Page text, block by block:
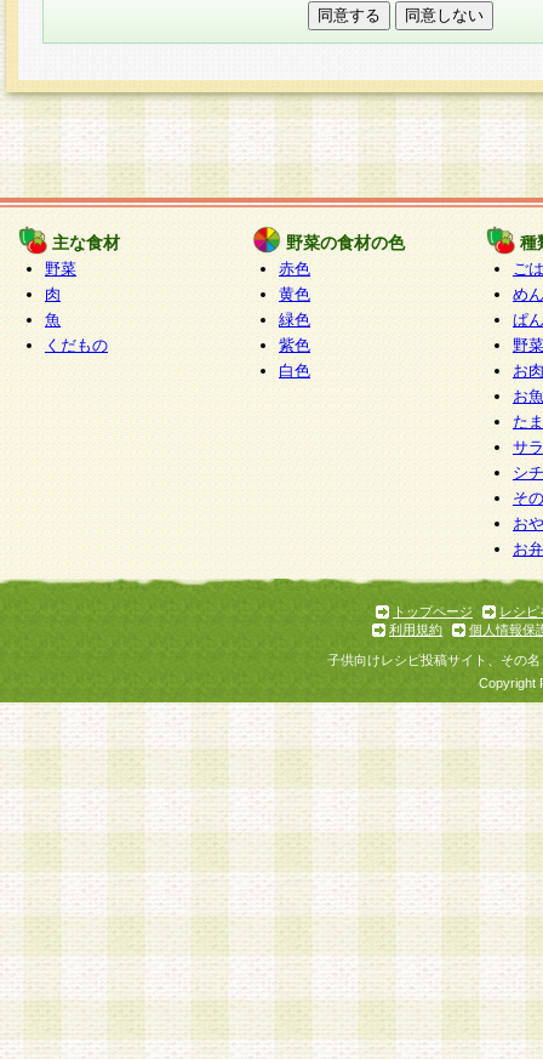
○個人情報の第三者提供について
力いただく個人情報は第三者に提供しません。
○個人情報の委託について
個人情報の取り扱いを外部に委託する場合は、
情報管理基準を満たす企業を選定して委託を行
が行われるよう監督します。
○開示対象個人情報の開示等および問い合わせ窓口
本人からの求めにより、当社が本件により取得
報の利用目的の通知・開示・内容の訂正・追加
停止・消去及び第三者への提供の禁止（以下、
といいます。）に応じます。
開示等に応じる窓口は以下になります。
ぱくすく食堂個人情報お客様相談窓口 paku-
m
個人情報を与えることは任意ですが、個人情報
意をいただけない場合には、当社のサービスの
お問い合わせ・ご相談への対応ができない場合
主な食材
野菜
肉
魚
くだもの
野菜の食材の色
赤色
黄色
緑色
紫色
白色
種
ご
めん
ぱん
野
お
お
た
サ
シ
そ
お
お
トップページ
レシピ
利用規約
個人情報保
子供向けレシピ投稿サイト、その
Copyright